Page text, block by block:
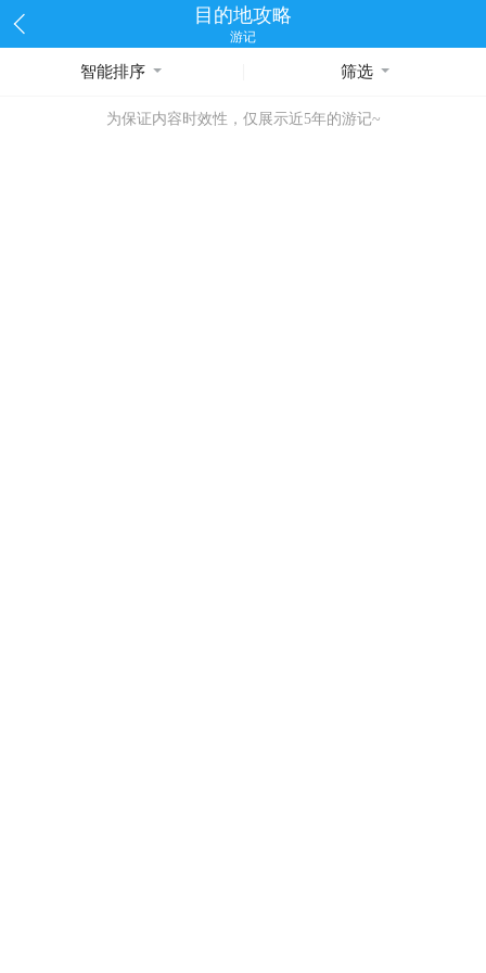
目的地攻略
游记
智能排序 筛选
为保证内容时效性，仅展示近5年的游记~